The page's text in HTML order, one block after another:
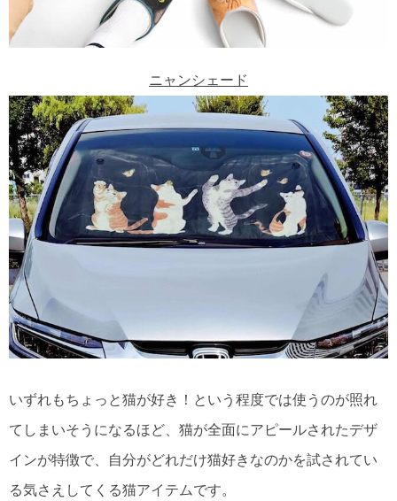
ニャンシェード
いずれもちょっと猫が好き！という程度では使うのが照れ
てしまいそうになるほど、猫が全面にアピールされたデザ
インが特徴で、自分がどれだけ猫好きなのかを試されてい
る気さえしてくる猫アイテムです。